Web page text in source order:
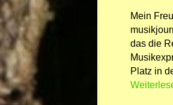
Mein
das die
Platz in